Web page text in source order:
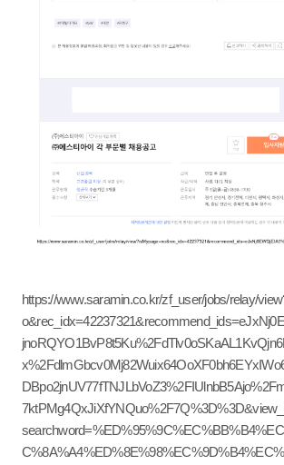
https://www.saramin.co.kr/zf_user/jobs/relay/